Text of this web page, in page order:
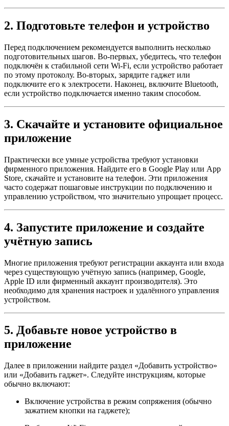
2. Подготовьте телефон и устройство
Перед подключением рекомендуется выполнить несколько
подготовительных шагов. Во-первых, убедитесь, что телефон
подключён к стабильной сети Wi-Fi, если устройство работает
по этому протоколу. Во-вторых, зарядите гаджет или
подключите его к электросети. Наконец, включите Bluetooth,
если устройство подключается именно таким способом.
3. Скачайте и установите официальное
приложение
Практически все умные устройства требуют установки
фирменного приложения. Найдите его в Google Play или App
Store, скачайте и установите на телефон. Эти приложения
часто содержат пошаговые инструкции по подключению и
управлению устройством, что значительно упрощает процесс.
4. Запустите приложение и создайте
учётную запись
Многие приложения требуют регистрации аккаунта или входа
через существующую учётную запись (например, Google,
Apple ID или фирменный аккаунт производителя). Это
необходимо для хранения настроек и удалённого управления
устройством.
5. Добавьте новое устройство в
приложение
Далее в приложении найдите раздел «Добавить устройство»
или «Добавить гаджет». Следуйте инструкциям, которые
обычно включают:
Включение устройства в режим сопряжения (обычно
зажатием кнопки на гаджете);